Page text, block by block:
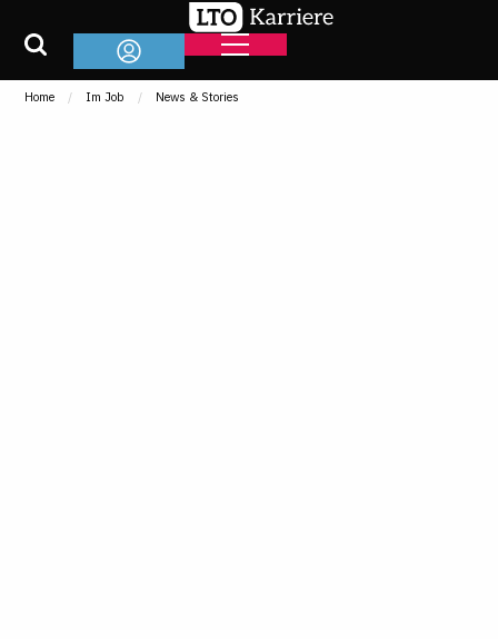
Home Im Job News & Stories